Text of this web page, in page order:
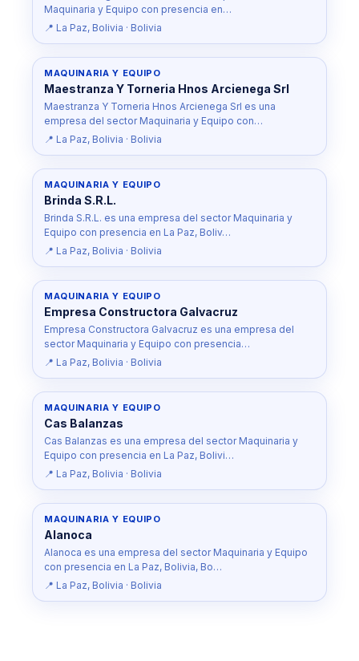
Maquinaria y Equipo con presencia en…
📍 La Paz, Bolivia · Bolivia
MAQUINARIA Y EQUIPO
Maestranza Y Torneria Hnos Arcienega Srl
Maestranza Y Torneria Hnos Arcienega Srl es una
empresa del sector Maquinaria y Equipo con…
📍 La Paz, Bolivia · Bolivia
MAQUINARIA Y EQUIPO
Brinda S.R.L.
Brinda S.R.L. es una empresa del sector Maquinaria y
Equipo con presencia en La Paz, Boliv…
📍 La Paz, Bolivia · Bolivia
MAQUINARIA Y EQUIPO
Empresa Constructora Galvacruz
Empresa Constructora Galvacruz es una empresa del
sector Maquinaria y Equipo con presencia…
📍 La Paz, Bolivia · Bolivia
MAQUINARIA Y EQUIPO
Cas Balanzas
Cas Balanzas es una empresa del sector Maquinaria y
Equipo con presencia en La Paz, Bolivi…
📍 La Paz, Bolivia · Bolivia
MAQUINARIA Y EQUIPO
Alanoca
Alanoca es una empresa del sector Maquinaria y Equipo
con presencia en La Paz, Bolivia, Bo…
📍 La Paz, Bolivia · Bolivia